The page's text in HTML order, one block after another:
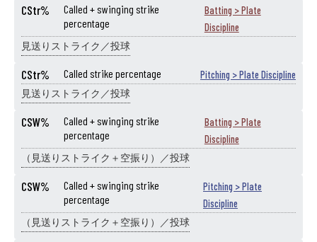
CStr%
Called + swinging strike
percentage
Batting > Plate
Discipline
見送りストライク／投球
CStr% Called strike percentage Pitching > Plate Discipline
見送りストライク／投球
CSW%
Called + swinging strike
percentage
Batting > Plate
Discipline
（見送りストライク＋空振り）／投球
CSW%
Called + swinging strike
percentage
Pitching > Plate
Discipline
（見送りストライク＋空振り）／投球